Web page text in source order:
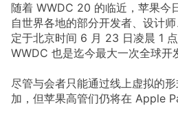
随着 WWDC 20 的临近，苹果今
自世界各地的部分开发者、设计
定于北京时间 6 月 23 日凌晨 1
WWDC 也是迄今最大一次全球开
尽管与会者只能通过线上虚拟的
加，但苹果高管们仍将在 Apple